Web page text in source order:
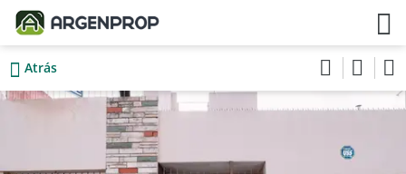
Atrás